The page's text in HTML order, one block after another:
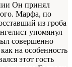
Он принял
Марфа, по
из гроба
упомянул
совершенно
на особенность
этот гость